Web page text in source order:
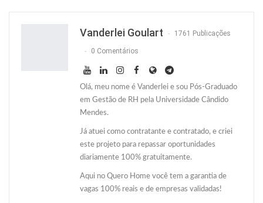
Vanderlei Goulart 1761 Publicações
0 Comentários
Olá, meu nome é Vanderlei e sou Pós-Graduado
em Gestão de RH pela Universidade Cândido
Mendes.
Já atuei como contratante e contratado, e criei
este projeto para repassar oportunidades
diariamente 100% gratuitamente.
Aqui no Quero Home você tem a garantia de
vagas 100% reais e de empresas validadas!